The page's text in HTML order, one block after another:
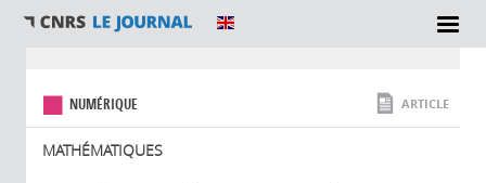
SECTIONS
NUMÉRIQUE
MATHÉMATIQUES
ARTICLE